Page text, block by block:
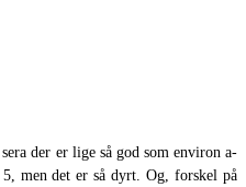
der er lige så god som environ a-
men det er så dyrt. Og, forskel på